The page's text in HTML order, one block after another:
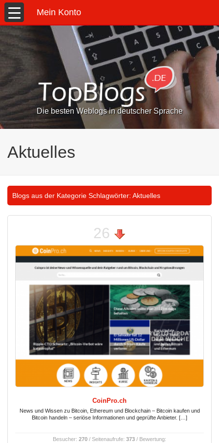
Mein Konto
Die besten Weblogs in deutscher Sprache
Aktuelles
Blogs aus der Kategorie Schlagwörter: Aktuelles
26
CoinPro.ch
News und Wissen zu Bitcoin, Ethereum und Blockchain – Bitcoin kaufen und
Bitcoin handeln – seriöse Informationen und geprüfte Anbieter. […]
Besucher: 270 / Seitenaufrufe: 373 / Bewertung: